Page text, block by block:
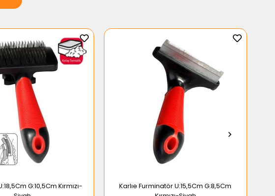
G:10,5Cm Kırmızı-
Karlıe Furminatör U:15,5Cm G:8,5Cm